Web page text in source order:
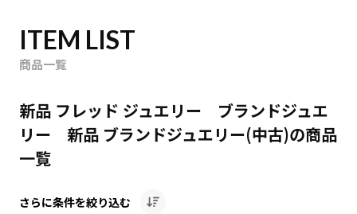
ITEM LIST
商品一覧
新品 フレッド ジュエリー ブランドジュエ
リー 新品 ブランドジュエリー(中古)の商品
一覧
さらに条件を絞り込む